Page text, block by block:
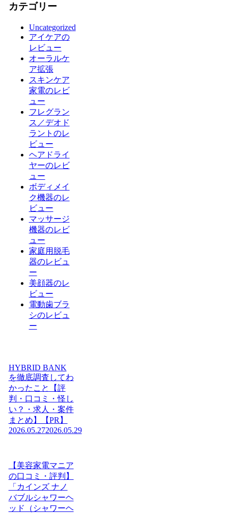
カテゴリー
Uncategorized
アイケアの
レビュー
オーラルケ
ア拡張
スキンケア
家電のレビ
ュー
フレグラン
ス／デオド
ラントのレ
ビュー
ヘアドライ
ヤーのレビ
ュー
ボディメイ
ク機器のレ
ビュー
マッサージ
機器のレビ
ュー
家庭用脱毛
器のレビュ
ー
美顔器のレ
ビュー
電動歯ブラ
シのレビュ
ー
HYBRID BANK
を徹底調査してわ
かったこと【評
判・口コミ・怪し
い？・求人・案件
まとめ】【PR】
2026.05.272026.05.29
【美容家電マニア
の口コミ・評判】
「カインズ ナノ
バブルシャワーヘ
ッド（シャワーヘ